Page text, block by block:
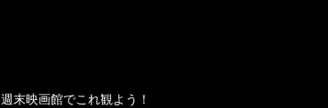
週末映画館でこれ観よう！